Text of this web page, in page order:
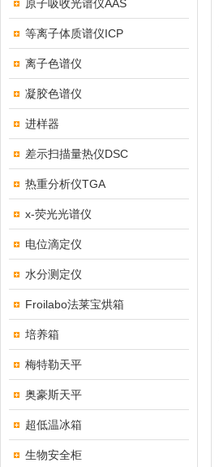
原子吸收光谱仪AAS
等离子体质谱仪ICP
离子色谱仪
凝胶色谱仪
进样器
差示扫描量热仪DSC
热重分析仪TGA
x-荧光光谱仪
电位滴定仪
水分测定仪
Froilabo法莱宝烘箱
培养箱
梅特勒天平
奥豪斯天平
超低温冰箱
生物安全柜